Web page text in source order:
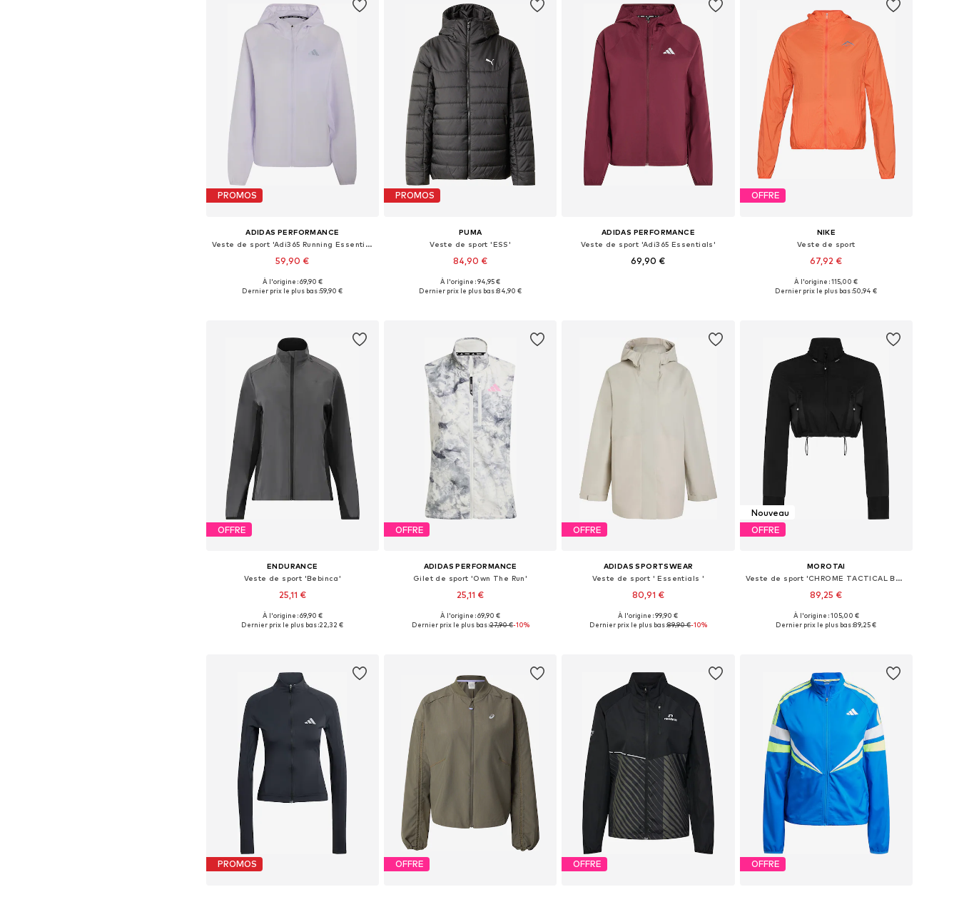
PROMOS
ADIDAS PERFORMANCE
Veste de sport 'Adi365 Running Essentials'
59,90 €
À l'origine : 69,90 €
Dernier prix le plus bas :59,90 €
PROMOS
PUMA
Veste de sport 'ESS'
84,90 €
Tailles disponibles: XS, S, M, L, XL
À l'origine : 94,95 €
Dernier prix le plus bas :84,90 €
ADIDAS PERFORMANCE
Veste de sport 'Adi365 Essentials'
69,90 €
OFFRE
NIKE
Veste de sport
67,92 €
Tailles disponibles: XS, M, L
À l'origine : 115,00 €
Dernier prix le plus bas :50,94 €
OFFRE
ENDURANCE
Veste de sport 'Bebinca'
25,11 €
Tailles disponibles: S, S-M, M, M-L
À l'origine : 69,90 €
Dernier prix le plus bas :22,32 €
OFFRE
ADIDAS PERFORMANCE
Gilet de sport 'Own The Run'
25,11 €
À l'origine : 69,90 €
Dernier prix le plus bas :27,90 €-10%
OFFRE
ADIDAS SPORTSWEAR
Veste de sport ' Essentials '
80,91 €
À l'origine : 99,90 €
Dernier prix le plus bas :89,90 €-10%
Nouveau
OFFRE
MOROTAI
Veste de sport 'CHROME TACTICAL BOMBER'
89,25 €
Tailles disponibles: XS, S, M, L, XL
À l'origine : 105,00 €
Dernier prix le plus bas :89,25 €
PROMOS OFFRE OFFRE OFFRE